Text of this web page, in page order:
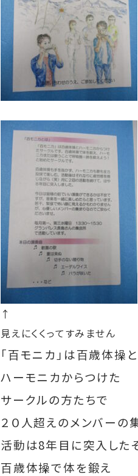
↑
見えにくくってすみません
「百モニカ」は百歳体操と
ハーモニカからつけた
サークルの方たちで
２０人超えのメンバーの
活動は8年目に突入したそ
百歳体操で体を鍛え